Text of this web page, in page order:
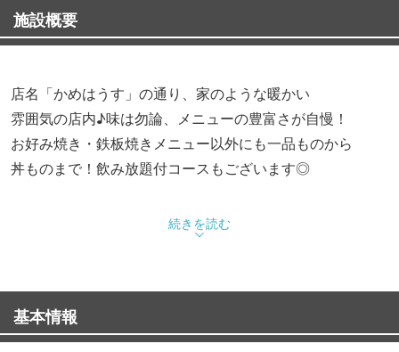
施設概要
店名「かめはうす」の通り、家のような暖かい
雰囲気の店内♪味は勿論、メニューの豊富さが自慢！
お好み焼き・鉄板焼きメニュー以外にも一品ものから
丼ものまで！飲み放題付コースもございます◎
・お気軽2000円コース(税別)／+平日限定飲み放題120分
・満腹3000円コース(税別)／+平日限定飲み放題120分
5280円(税込)⇒5000円(税込)
続きを読む
基本情報